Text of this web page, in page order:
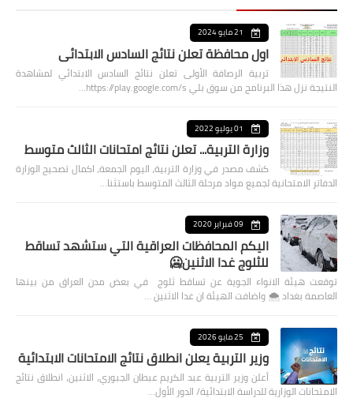
21 مايو 2024
اول محافظة تعلن نتائج السادس الابتدائي
تربية الرصافة الأولى تعلن نتائج السادس الابتدائي لمشاهدة
النتيجة نزل هذا البرنامج من سوق بلي https://play.google.com/s…
01 يوليو 2022
وزارة التربية... تعلن نتائج امتحانات الثالث متوسط
كشف مصدر في وزارة التربية، اليوم الجمعة، اكمال تصحيح الوزارة
الدفاتر الامتحانية لجميع مواد مرحلة الثالث المتوسط باستثنا…
09 فبراير 2020
اليكم المحافظات العراقية التي ستشهد تساقط
للثلوج غدا الاثنين🥶
توقعت هيئة الانواء الجوية عن تساقط ثلوج في بعض مدن العراق من بينها
العاصمة بغداد ⁦🌨️⁩ واضافت الهيئة ان غدا الاثنين …
25 مايو 2026
وزير التربية يعلن انطلاق نتائج الامتحانات الابتدائية
أعلن وزير التربية عبد الكريم عبطان الجبوري، الاثنين، انطلاق نتائج
الامتحانات الوزارية للدراسة الابتدائية/ الدور الأول…